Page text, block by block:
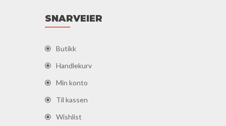
SNARVEIER
Butikk
Handlekurv
Min konto
Til kassen
Wishlist